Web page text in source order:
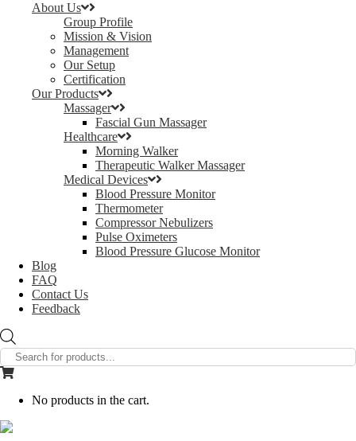
About Us
Group Profile
Mission & Vision
Management
Our Setup
Certification
Our Products
Massager
Fascial Gun Massager
Healthcare
Morning Walker
Therapeutic Walker Massager
Medical Devices
Blood Pressure Monitor
Thermometer
Compressor Nebulizers
Pulse Oximeters
Blood Pressure Glucose Monitor
Blog
FAQ
Contact Us
Feedback
search
No products in the cart.